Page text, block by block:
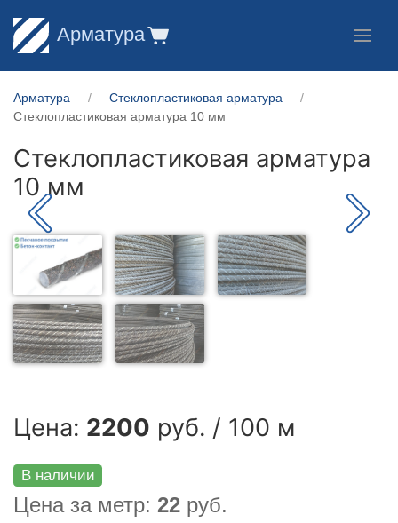
Арматура
Арматура
Стеклопластиковая арматура
Стеклопластиковая арматура 10 мм
Стеклопластиковая арматура
10 мм
Цена: 2200 руб. / 100 м
В наличии
Цена за метр: 22 руб.